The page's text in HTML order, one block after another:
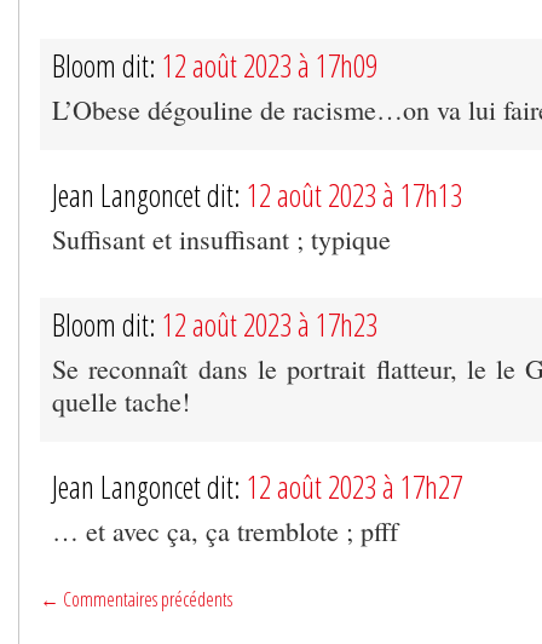
Bloom dit: 12 août 2023 à 17h09
L’Obese dégouline de racisme…on va lui
Jean Langoncet dit: 12 août 2023 à 17h13
Suffisant et insuffisant ; typique
Bloom dit: 12 août 2023 à 17h23
Se reconnaît dans le portrait flatteur, le le
quelle tache!
Jean Langoncet dit: 12 août 2023 à 17h27
… et avec ça, ça tremblote ; pfff
← Commentaires précédents